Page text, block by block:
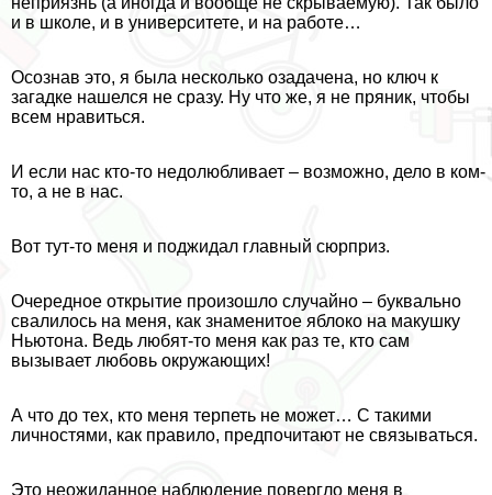
и в школе, и в университете, и на работе…
Осознав это, я была несколько озадачена, но ключ к
загадке нашелся не сразу. Ну что же, я не пряник, чтобы
всем нравиться.
И если нас кто-то недолюбливает – возможно, дело в ком-
то, а не в нас.
Вот тут-то меня и поджидал главный сюрприз.
Очередное открытие произошло случайно – буквально
свалилось на меня, как знаменитое яблоко на макушку
Ньютона. Ведь любят-то меня как раз те, кто сам
вызывает любовь окружающих!
А что до тех, кто меня терпеть не может… С такими
личностями, как правило, предпочитают не связываться.
Это неожиданное наблюдение повергло меня в